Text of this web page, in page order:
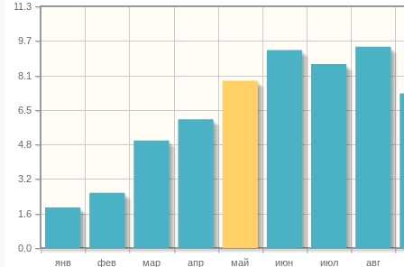
янв фев мар апр май июн июл авг
0.0
1.6
3.2
4.8
6.5
8.1
9.7
11.3